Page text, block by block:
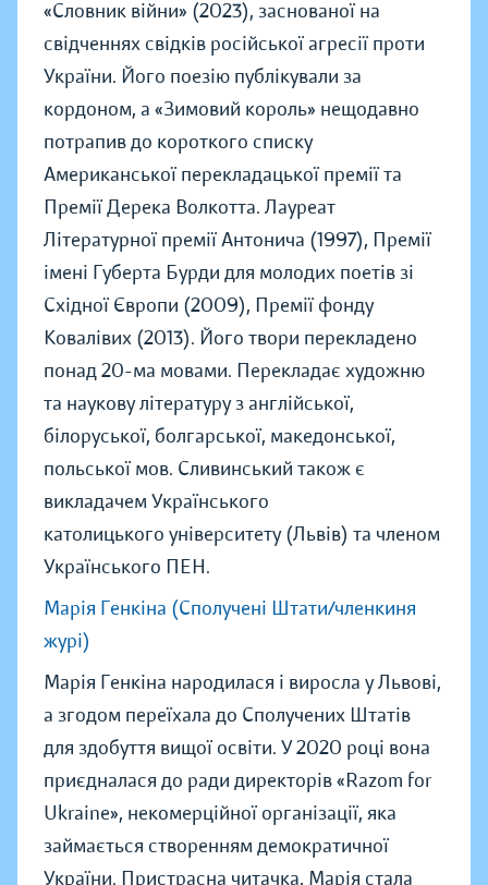
«Словник війни» (2023), заснованої на
свідченнях свідків російської агресії проти
України. Його поезію публікували за
кордоном, а «Зимовий король» нещодавно
потрапив до короткого списку
Американської перекладацької премії та
Премії Дерека Волкотта. Лауреат
Літературної премії Антонича (1997), Премії
імені Губерта Бурди для молодих поетів зі
Східної Європи (2009), Премії фонду
Ковалівих (2013). Його твори перекладено
понад 20-ма мовами. Перекладає художню
та наукову літературу з англійської,
білоруської, болгарської, македонської,
польської мов. Сливинський також є
викладачем Українського
католицького університету (Львів) та членом
Українського ПЕН.
Марія Генкіна (Сполучені Штати/членкиня
журі)
Марія Генкіна народилася і виросла у Львові,
а згодом переїхала до Сполучених Штатів
для здобуття вищої освіти. У 2020 році вона
приєдналася до ради директорів «Razom for
Ukraine», некомерційної організації, яка
займається створенням демократичної
України. Пристрасна читачка, Марія стала